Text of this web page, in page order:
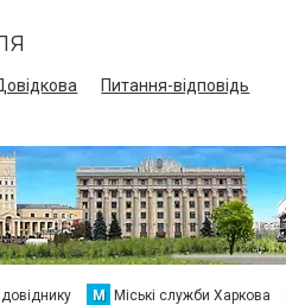
Питання-відповідь
М Міські служби Харкова